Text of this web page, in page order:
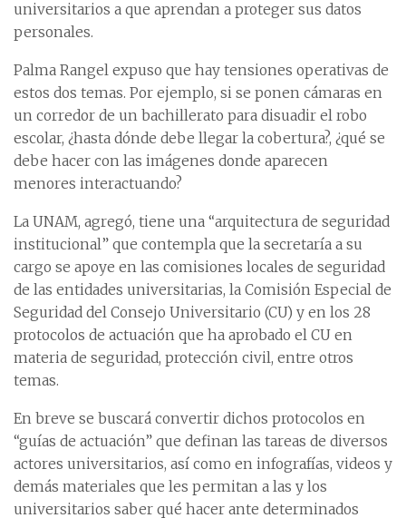
universitarios a que aprendan a proteger sus datos
personales.
Palma Rangel expuso que hay tensiones operativas de
estos dos temas. Por ejemplo, si se ponen cámaras en
un corredor de un bachillerato para disuadir el robo
escolar, ¿hasta dónde debe llegar la cobertura?, ¿qué se
debe hacer con las imágenes donde aparecen
menores interactuando?
La UNAM, agregó, tiene una “arquitectura de seguridad
institucional” que contempla que la secretaría a su
cargo se apoye en las comisiones locales de seguridad
de las entidades universitarias, la Comisión Especial de
Seguridad del Consejo Universitario (CU) y en los 28
protocolos de actuación que ha aprobado el CU en
materia de seguridad, protección civil, entre otros
temas.
En breve se buscará convertir dichos protocolos en
“guías de actuación” que definan las tareas de diversos
actores universitarios, así como en infografías, videos y
demás materiales que les permitan a las y los
universitarios saber qué hacer ante determinados